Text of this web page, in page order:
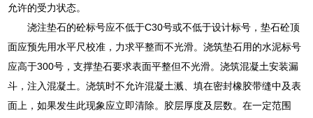
允许的受力状态。
浇注垫石的砼标号应不低于C30号或不低于设计标号，垫石砼顶
面应预先用水平尺校准，力求平整而不光滑。浇筑垫石用的水泥标号
应高于300号，支撑垫石要求表面平整但不光滑。浇筑混凝土安装漏
斗，注入混凝土。浇筑时不允许混凝土溅、填在密封橡胶带缝中及表
面上，如果发生此现象应立即清除。胶层厚度及层数。在一定范围